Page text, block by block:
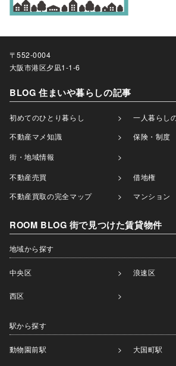
〒552-0004
大阪市港区夕凪1-1-6
BLOG 住まいや暮らしの記事
初めてのひとり暮らし
一人暮らし
不動産マメ知識
保険・制度
街・地域情報
不動産売買
借地権
不動産買取の完全マップ
マンション
ROOM BLOG 街で見つけた賃貸物件
地域から探す
中央区 浪速区
西区
駅から探す
動物園前駅 大国町駅